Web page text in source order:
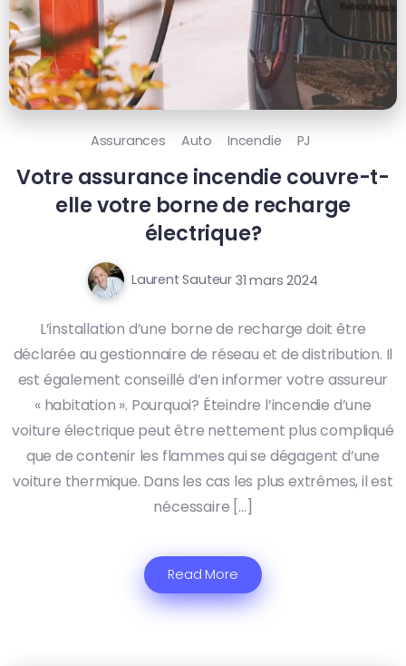
Assurances Auto Incendie PJ
Votre assurance incendie couvre-t-
elle votre borne de recharge
électrique?
Laurent Sauteur 31 mars 2024
L’installation d’une borne de recharge doit être
déclarée au gestionnaire de réseau et de distribution. Il
est également conseillé d’en informer votre assureur
« habitation ». Pourquoi? Éteindre l’incendie d’une
voiture électrique peut être nettement plus compliqué
que de contenir les flammes qui se dégagent d’une
voiture thermique. Dans les cas les plus extrêmes, il est
nécessaire […]
Read More